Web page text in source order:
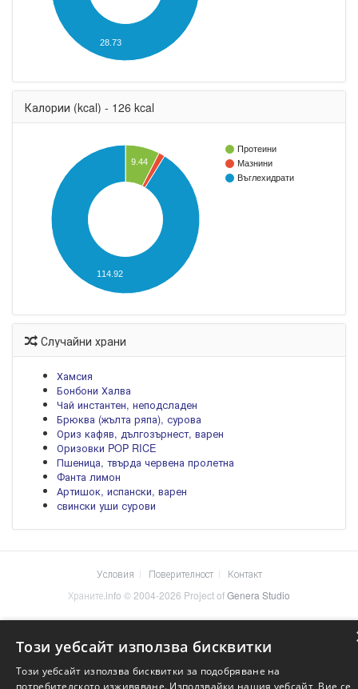
28.73
Калории (kcal) - 126 kcal
Протеини
Мазнини
Въглехидрати
9.44
114.92
Случайни храни
Хамсия
Бонбони Халва
Чай инстантен, неподсладен
Брюква (жълта ряпа), сурова
Ориз кафяв, дългозърнест, варен
Оризовки POP RICE
Пшеница, твърда червена пролетна
Фанта лимон
Артишок, испански, варен
свински уши сурови
Условия Поверителност
Контакт
Храните.info © 2004-2026 Project ofGenera Studio
Този уебсайт използва бисквитки
Този уебсайт използва бисквитки за подобряване на
потребителското изживяване. Използвайки нашия уебсайт, Вие се